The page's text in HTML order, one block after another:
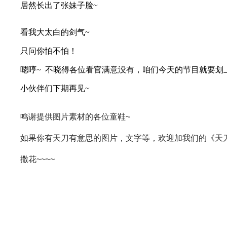
居然长出了张妹子脸~
看我大太白的剑气~
只问你怕不怕！
嗯哼~ 不晓得各位看官满意没有，咱们今天的节目就要划
小伙伴们下期再见~
鸣谢提供图片素材的各位童鞋~
如果你有天刀有意思的图片，文字等，欢迎加我们的《
撒花~~~~